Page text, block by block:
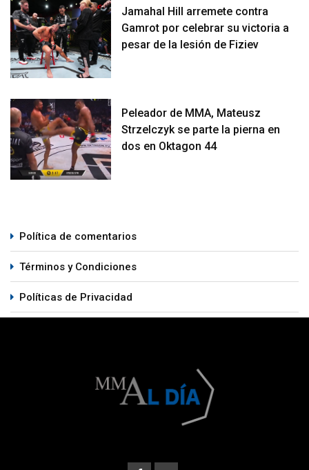
Jamahal Hill arremete contra
Gamrot por celebrar su victoria a
pesar de la lesión de Fiziev
Peleador de MMA, Mateusz
Strzelczyk se parte la pierna en
dos en Oktagon 44
Política de comentarios
Términos y Condiciones
Políticas de Privacidad